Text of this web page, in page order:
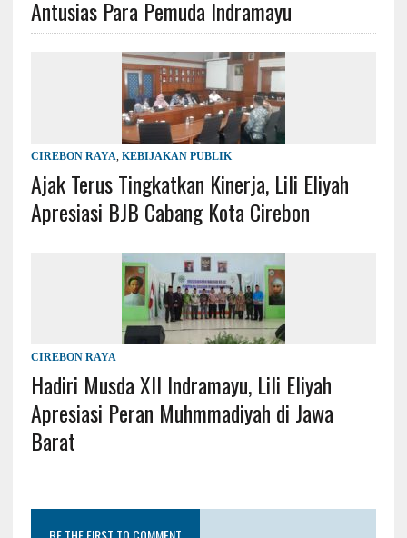
Antusias Para Pemuda Indramayu
CIREBON RAYA, KEBIJAKAN PUBLIK
Ajak Terus Tingkatkan Kinerja, Lili Eliyah
Apresiasi BJB Cabang Kota Cirebon
CIREBON RAYA
Hadiri Musda XII Indramayu, Lili Eliyah
Apresiasi Peran Muhmmadiyah di Jawa
Barat